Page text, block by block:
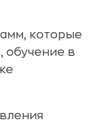
которые
обучение в